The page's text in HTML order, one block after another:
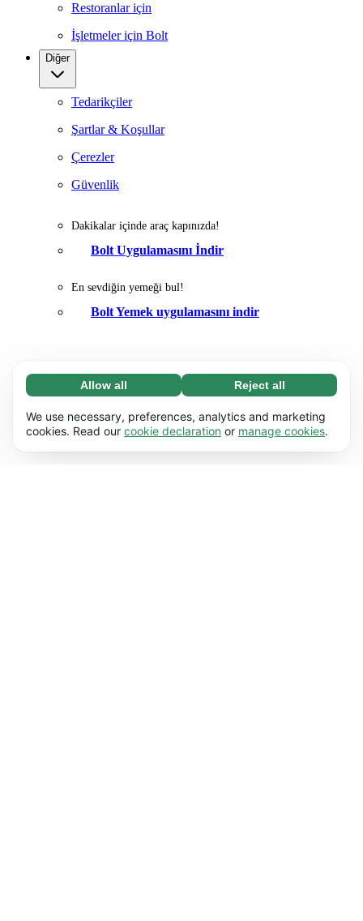
Necessary (65)
Necessary cookies help make our website
usable by enabling basic functions, e.g. page
Learn more
Allow all Reject all
We use necessary, preferences, analytics and marketing
cookies. Read our cookie declaration or manage cookies.
Restoranlar için
İşletmeler için Bolt
Diğer
Tedarikçiler
Şartlar & Koşullar
Çerezler
Güvenlik
Dakikalar içinde araç kapınızda!
Bolt Uygulamasını İndir
En sevdiğin yemeği bul!
Bolt Yemek uygulamasını indir